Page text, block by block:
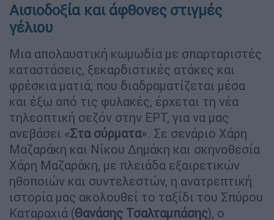
Αισιοδοξία και άφθονες στιγμές
γέλιου
Μια απολαυστική κωμωδία με σπαρταριστές
καταστάσεις, ξεκαρδιστικές ατάκες και
φρέσκια ματιά, που διαδραματίζεται μέσα
και έξω από τις φυλακές, έρχεται τη νέα
τηλεοπτική σεζόν στην ΕΡΤ, για να μας
ανεβάσει «Στα σύρματα». Σε σενάριο Χάρη
Μαζαράκη και Νίκου Δημάκη και σκηνοθεσία
Χάρη Μαζαράκη, με πλειάδα εξαιρετικών
ηθοποιών και συντελεστών, η ανατρεπτική
ιστορία μας ακολουθεί το ταξίδι του Σπύρου
Καταραχιά (Θανάσης Τσαλταμπάσης), ο